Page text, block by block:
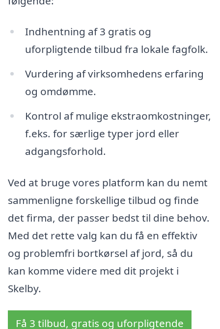
Indhentning af 3 gratis og
uforpligtende tilbud fra lokale fagfolk.
Vurdering af virksomhedens erfaring
og omdømme.
Kontrol af mulige ekstraomkostninger,
f.eks. for særlige typer jord eller
adgangsforhold.
Ved at bruge vores platform kan du nemt
sammenligne forskellige tilbud og finde
det firma, der passer bedst til dine behov.
Med det rette valg kan du få en effektiv
og problemfri bortkørsel af jord, så du
kan komme videre med dit projekt i
Skelby.
Få 3 tilbud, gratis og uforpligtende